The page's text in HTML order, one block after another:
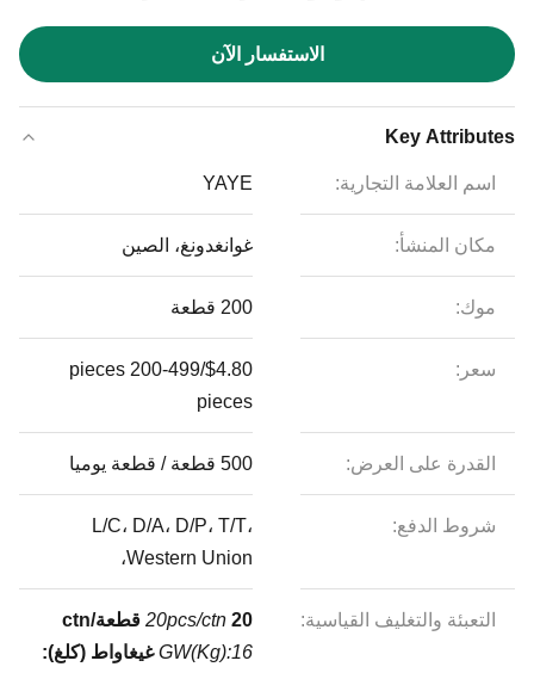
الاستفسار الآن
Key Attributes
اسم العلامة التجارية: YAYE
مكان المنشأ: غوانغدونغ، الصين
موك: 200 قطعة
سعر:
$4.80/pieces 200-499
pieces
القدرة على العرض: 500 قطعة / قطعة يوميا
شروط الدفع:
L/C، D/A، D/P، T/T،
Western Union،
التعبئة والتغليف القياسية: 20pcs/ctn 20 قطعة/ctn
GW(Kg):16 غيغاواط (كلغ):